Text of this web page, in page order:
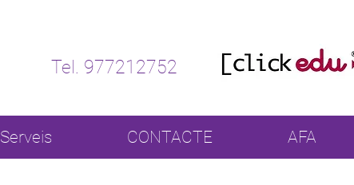
Tel. 977212752
Serveis CONTACTE AFA